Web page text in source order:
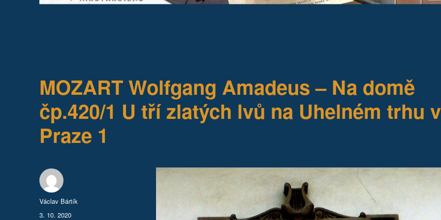
MOZART Wolfgang Amadeus – Na domě
čp.420/1 U tří zlatých lvů na Uhelném trhu v
Praze 1
Autor:
Václav Bártík
Publikováno:
3. 10. 2020